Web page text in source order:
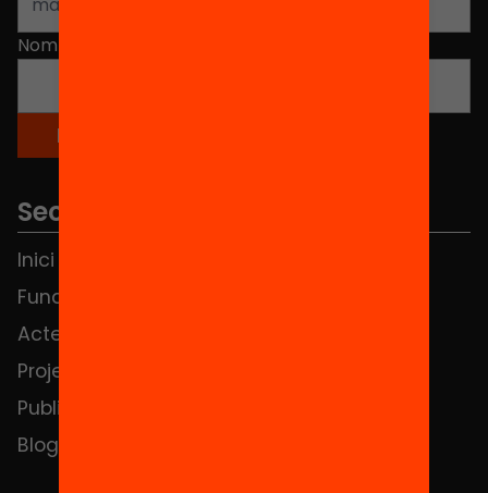
Nom
Seccions
Inici
Fundació
Actes
Projectes
Publicacions i vídeos
Blog